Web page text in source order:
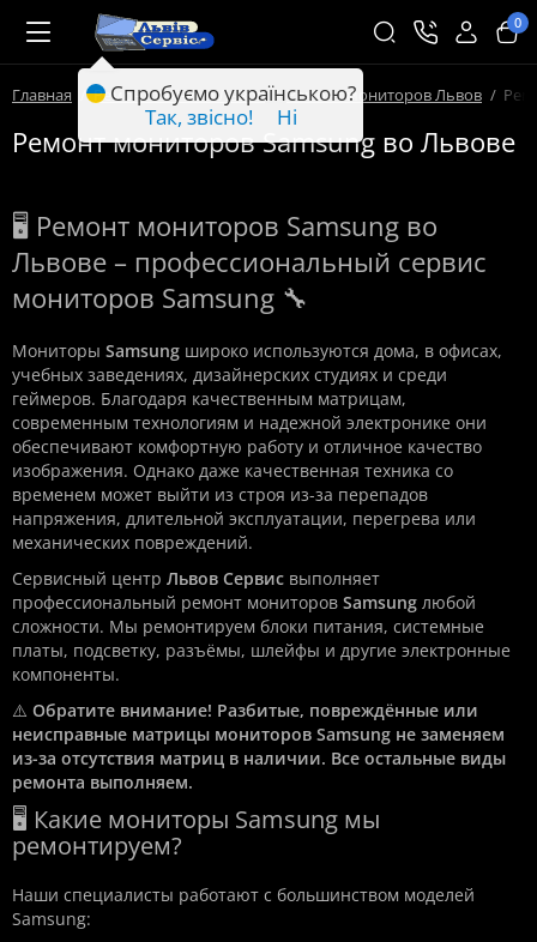
0
Главная Ремонт техники Львов Ремонт мониторов Львов
Ремонт мониторов Samsung во Львове
🖥️ Ремонт мониторов Samsung во
Львове – профессиональный сервис
мониторов Samsung 🔧
Мониторы Samsung широко используются дома, в офисах,
учебных заведениях, дизайнерских студиях и среди
геймеров. Благодаря качественным матрицам,
современным технологиям и надежной электронике они
обеспечивают комфортную работу и отличное качество
изображения. Однако даже качественная техника со
временем может выйти из строя из-за перепадов
напряжения, длительной эксплуатации, перегрева или
механических повреждений.
Сервисный центр Львов Сервис выполняет
профессиональный ремонт мониторов Samsung любой
сложности. Мы ремонтируем блоки питания, системные
платы, подсветку, разъёмы, шлейфы и другие электронные
компоненты.
⚠️ Обратите внимание! Разбитые, повреждённые или
неисправные матрицы мониторов Samsung не заменяем
из-за отсутствия матриц в наличии. Все остальные виды
ремонта выполняем.
🖥️ Какие мониторы Samsung мы
ремонтируем?
Наши специалисты работают с большинством моделей
Samsung:
Спробуємо українською?
Так, звісно!
Ні